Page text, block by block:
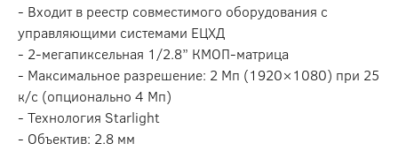
- Входит в реестр совместимого оборудования с
управляющими системами ЕЦХД
- 2-мегапиксельная 1/2.8” КМОП-матрица
- Максимальное разрешение: 2 Мп (1920×1080) при 25
к/с (опционально 4 Мп)
- Технология Starlight
- Объектив: 2.8 мм